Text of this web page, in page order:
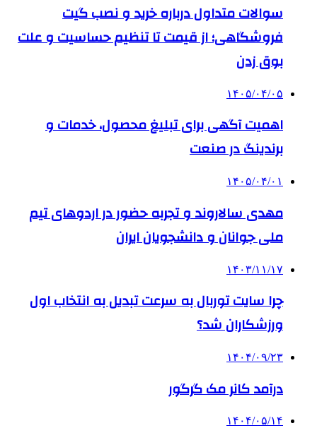
سوالات متداول درباره خرید و نصب گیت
فروشگاهی؛ از قیمت تا تنظیم حساسیت و علت
بوق زدن
۱۴۰۵/۰۴/۰۵
اهمیت آگهی برای تبلیغ محصول، خدمات و
برندینگ در صنعت
۱۴۰۵/۰۴/۰۱
مهدی سالاروند و تجربه حضور در اردوهای تیم
ملی جوانان و دانشجویان ایران
۱۴۰۳/۱۱/۱۷
چرا سایت توربال به ‌سرعت تبدیل به انتخاب اول
ورزشکاران شد؟
۱۴۰۴/۰۹/۲۳
درآمد کانر مک گرگور
۱۴۰۴/۰۵/۱۴